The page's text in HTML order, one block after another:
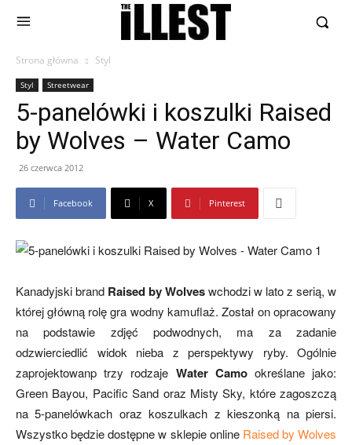
Strona główna Styl
Styl Streetwear
5-panelówki i koszulki Raised
by Wolves – Water Camo
26 czerwca 2012
Facebook X Pinterest
Kanadyjski brand Raised by Wolveswchodzi w lato z serią, w
której główną rolę gra wodny kamuflaż. Został on opracowany
na podstawie zdjęć podwodnych, ma za zadanie
odzwierciedlić widok nieba z perspektywy ryby. Ogólnie
zaprojektowanp trzy rodzaje Water Camookreślane jako:
Green Bayou, Pacific Sand oraz Misty Sky, które zagoszczą
na 5-panelówkach oraz koszulkach z kieszonką na piersi.
Wszystko będzie dostępne w sklepie online Raised by Wolves